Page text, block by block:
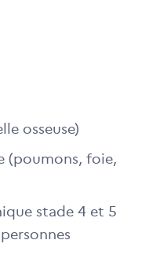
osseuse)
(poumons, foie,
stade 4 et 5